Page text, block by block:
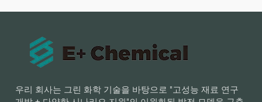
우리 회사는 그린 화학 기술을 바탕으로 "고성능 재료 연구